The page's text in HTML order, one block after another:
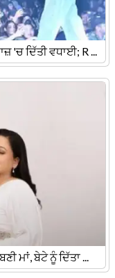
'ਚ ਦਿੱਤੀ ਵਧਾਈ; R ...
ਮਾਂ, ਬੇਟੇ ਨੂੰ ਦਿੱਤਾ ...